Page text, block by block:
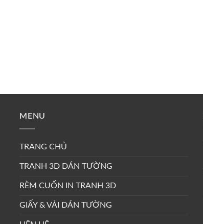
MENU
TRANG CHỦ
TRANH 3D DÁN TƯỜNG
RÈM CUỐN IN TRANH 3D
GIẤY & VẢI DÁN TƯỜNG